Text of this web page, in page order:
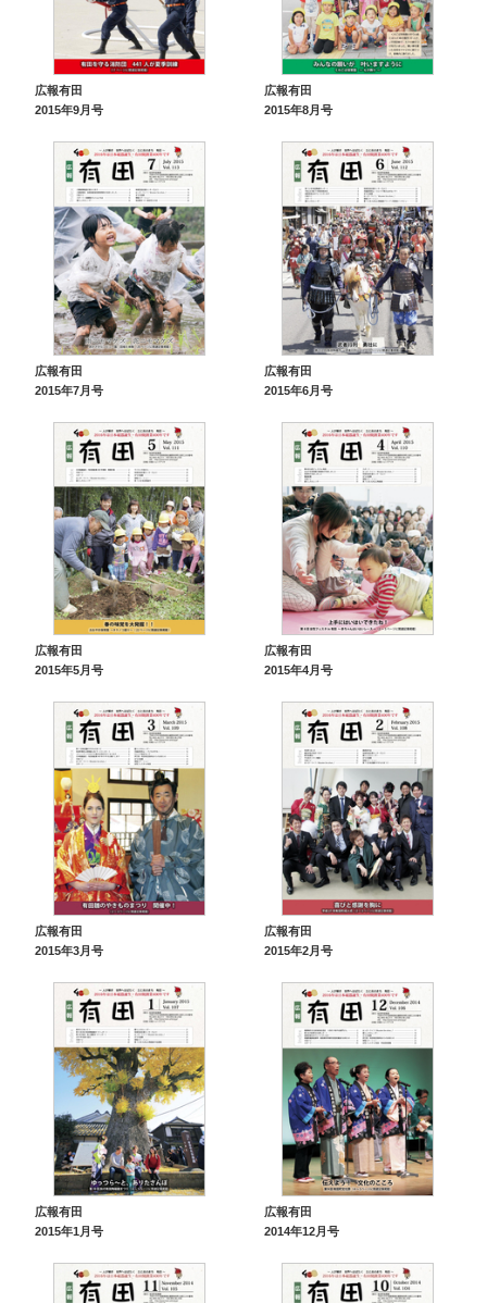
広報有田
2015年9月号
広報有田
2015年8月号
広報有田
2015年7月号
広報有田
2015年6月号
広報有田
2015年5月号
広報有田
2015年4月号
広報有田
2015年3月号
広報有田
2015年2月号
広報有田
2015年1月号
広報有田
2014年12月号